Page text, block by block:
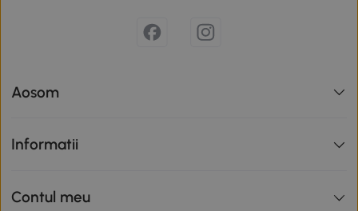
Aosom
Informatii
Contul meu